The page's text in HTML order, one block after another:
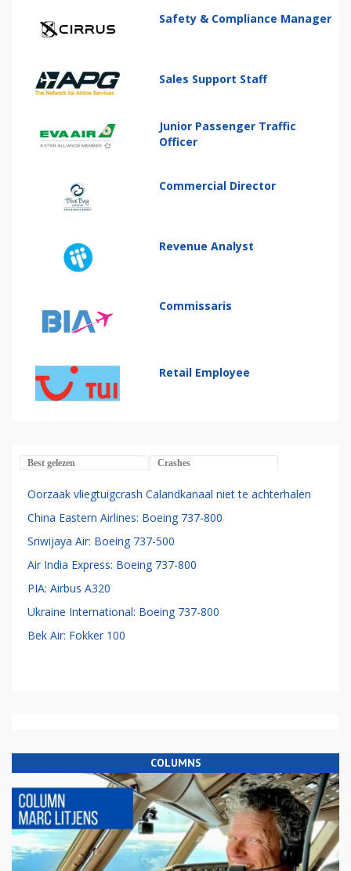
Safety & Compliance Manager
Sales Support Staff
Junior Passenger Traffic
Officer
Commercial Director
Revenue Analyst
Commissaris
Retail Employee
Best gelezen Crashes
Oorzaak vliegtuigcrash Calandkanaal niet te achterhalen
China Eastern Airlines: Boeing 737-800
Sriwijaya Air: Boeing 737-500
Air India Express: Boeing 737-800
PIA: Airbus A320
Ukraine International: Boeing 737-800
Bek Air: Fokker 100
COLUMNS